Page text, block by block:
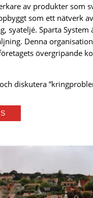
av produkter som
som ett nätverk
syateljé. Sparta
Denna
övergripande
diskutera